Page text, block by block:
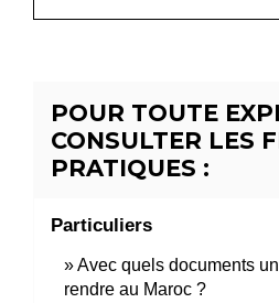
POUR TOUTE
CONSULTER LES
PRATIQUES :
Particuliers
Avec quels documents
rendre au Maroc ?